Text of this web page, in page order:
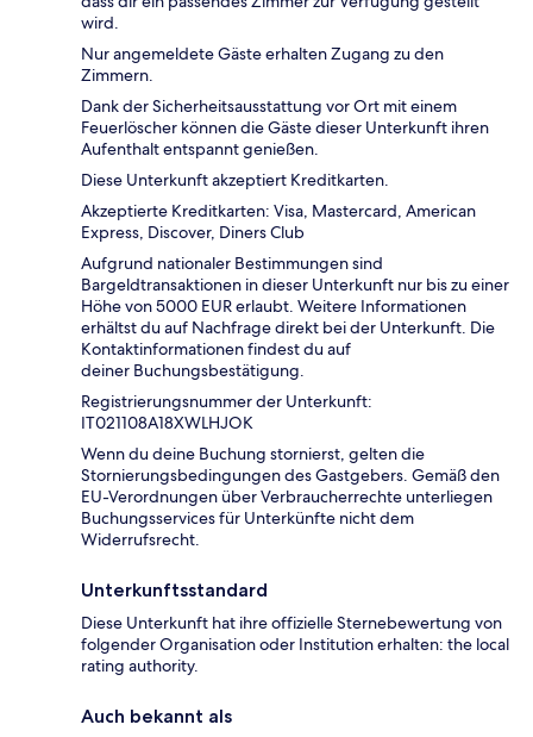
wird.
Nur angemeldete Gäste erhalten Zugang zu den
Zimmern.
Dank der Sicherheitsausstattung vor Ort mit einem
Feuerlöscher können die Gäste dieser Unterkunft ihren
Aufenthalt entspannt genießen.
Diese Unterkunft akzeptiert Kreditkarten.
Akzeptierte Kreditkarten: Visa, Mastercard, American
Express, Discover, Diners Club
Aufgrund nationaler Bestimmungen sind
Bargeldtransaktionen in dieser Unterkunft nur bis zu einer
Höhe von 5000 EUR erlaubt. Weitere Informationen
erhältst du auf Nachfrage direkt bei der Unterkunft. Die
Kontaktinformationen findest du auf
deiner Buchungsbestätigung.
Registrierungsnummer der Unterkunft:
IT021108A18XWLHJOK
Wenn du deine Buchung stornierst, gelten die
Stornierungsbedingungen des Gastgebers. Gemäß den
EU-Verordnungen über Verbraucherrechte unterliegen
Buchungsservices für Unterkünfte nicht dem
Widerrufsrecht.
Unterkunftsstandard
Diese Unterkunft hat ihre offizielle Sternebewertung von
folgender Organisation oder Institution erhalten: the local
rating authority.
Auch bekannt als